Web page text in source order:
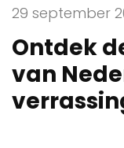
29 september
Ontdek
van